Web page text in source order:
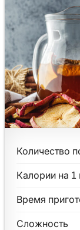
Количество
Калории на
Время
Сложность